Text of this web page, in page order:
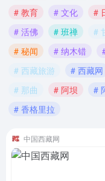
# 教育
# 文化 #
# 活佛
# 班禅 #
# 秘闻
# 纳木错
# 西藏旅游
# 西藏网
# 那曲
# 阿坝 #
# 香格里拉
中国西藏网